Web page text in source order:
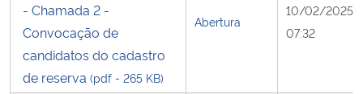
- Chamada 2 -
Convocação de
candidatos do cadastro
de reserva (pdf - 265 KB)
Abertura
10/02/2025
07:32